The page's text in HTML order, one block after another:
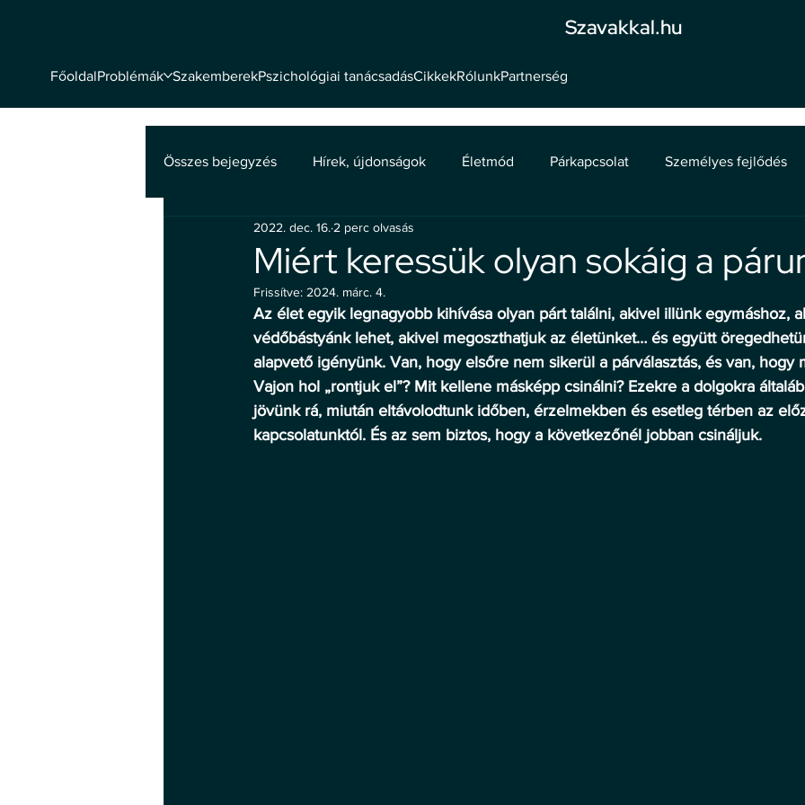
Szavakkal.hu
FőoldalProblémák SzakemberekPszichológiai tanácsadásCikkekRólunkPartnerség
Összes bejegyzés Hírek, újdonságok Életmód Párkapcsolat Személyes fejlődés
Mentális egészség
Miért keressük olyan sokáig a
2022. dec. 16. 2 perc olvasás
Frissítve: 2024. márc. 4.
Az élet egyik legnagyobb kihívása olyan párt találni, akivel illünk egymáshoz,
védőbástyánk lehet, akivel megoszthatjuk az életünket… és együtt
alapvető igényünk. Van, hogy elsőre nem sikerül a párválasztás, és van, hogy
Vajon hol „rontjuk el”? Mit kellene másképp csinálni? Ezekre a dolgokra
jövünk rá, miután eltávolodtunk időben, érzelmekben és esetleg térben az
kapcsolatunktól. És az sem biztos, hogy a következőnél jobban csináljuk.